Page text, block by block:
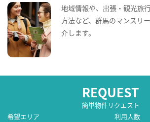
地域情報や、出張・観光旅
方法など、群馬のマンスリ
介します。
REQUEST
簡単物件リクエスト
希望エリア
利用人数